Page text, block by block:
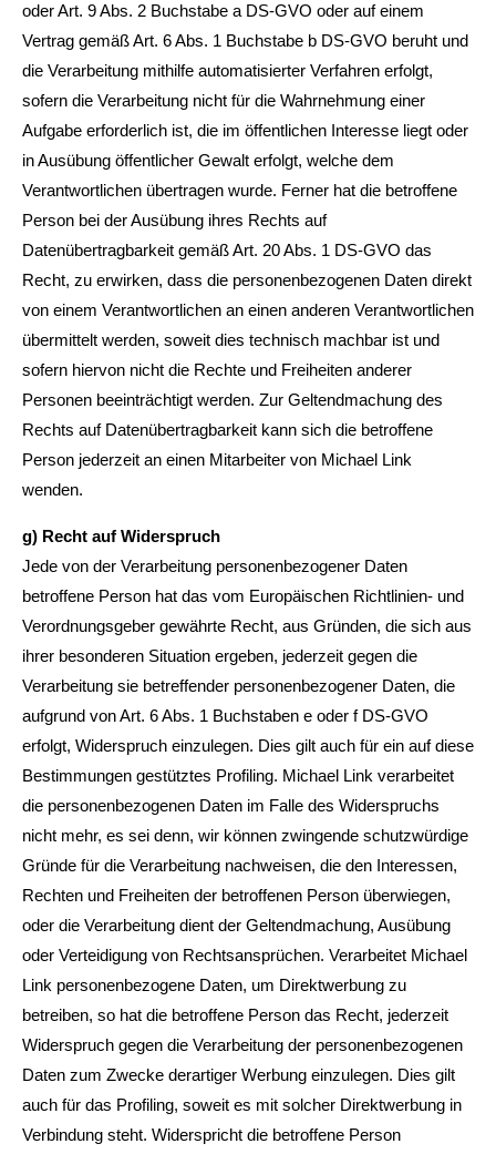
oder Art. 9 Abs. 2 Buchstabe a DS-GVO oder auf einem
Vertrag gemäß Art. 6 Abs. 1 Buchstabe b DS-GVO beruht und
die Verarbeitung mithilfe automatisierter Verfahren erfolgt,
sofern die Verarbeitung nicht für die Wahrnehmung einer
Aufgabe erforderlich ist, die im öffentlichen Interesse liegt oder
in Ausübung öffentlicher Gewalt erfolgt, welche dem
Verantwortlichen übertragen wurde. Ferner hat die betroffene
Person bei der Ausübung ihres Rechts auf
Datenübertragbarkeit gemäß Art. 20 Abs. 1 DS-GVO das
Recht, zu erwirken, dass die personenbezogenen Daten direkt
von einem Verantwortlichen an einen anderen Verantwortlichen
übermittelt werden, soweit dies technisch machbar ist und
sofern hiervon nicht die Rechte und Freiheiten anderer
Personen beeinträchtigt werden. Zur Geltendmachung des
Rechts auf Datenübertragbarkeit kann sich die betroffene
Person jederzeit an einen Mitarbeiter von Michael Link
wenden.
g) Recht auf Widerspruch
Jede von der Verarbeitung personenbezogener Daten
betroffene Person hat das vom Europäischen Richtlinien- und
Verordnungsgeber gewährte Recht, aus Gründen, die sich aus
ihrer besonderen Situation ergeben, jederzeit gegen die
Verarbeitung sie betreffender personenbezogener Daten, die
aufgrund von Art. 6 Abs. 1 Buchstaben e oder f DS-GVO
erfolgt, Widerspruch einzulegen. Dies gilt auch für ein auf diese
Bestimmungen gestütztes Profiling. Michael Link verarbeitet
die personenbezogenen Daten im Falle des Widerspruchs
nicht mehr, es sei denn, wir können zwingende schutzwürdige
Gründe für die Verarbeitung nachweisen, die den Interessen,
Rechten und Freiheiten der betroffenen Person überwiegen,
oder die Verarbeitung dient der Geltendmachung, Ausübung
oder Verteidigung von Rechtsansprüchen. Verarbeitet Michael
Link personenbezogene Daten, um Direktwerbung zu
betreiben, so hat die betroffene Person das Recht, jederzeit
Widerspruch gegen die Verarbeitung der personenbezogenen
Daten zum Zwecke derartiger Werbung einzulegen. Dies gilt
auch für das Profiling, soweit es mit solcher Direktwerbung in
Verbindung steht. Widerspricht die betroffene Person